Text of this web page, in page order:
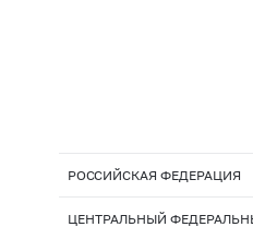
РОССИЙСКАЯ ФЕДЕРАЦИЯ
ЦЕНТРАЛЬНЫЙ